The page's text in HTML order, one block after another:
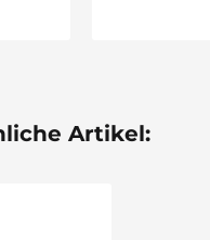
Artikel: